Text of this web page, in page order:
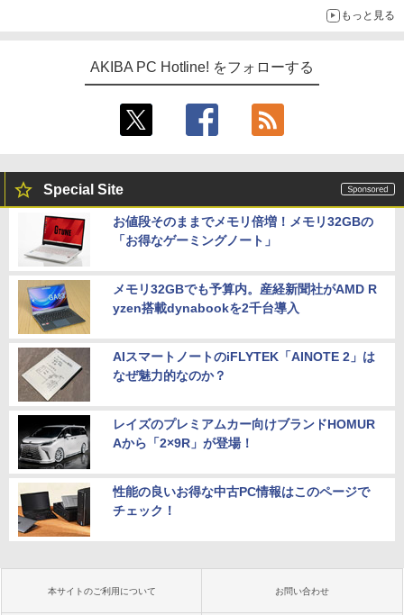
もっと見る
AKIBA PC Hotline! をフォローする
Special Site
お値段そのままでメモリ倍増！メモリ32GBの
「お得なゲーミングノート」
メモリ32GBでも予算内。産経新聞社がAMD R
yzen搭載dynabookを2千台導入
AIスマートノートのiFLYTEK「AINOTE 2」は
なぜ魅力的なのか？
レイズのプレミアムカー向けブランドHOMUR
Aから「2×9R」が登場！
性能の良いお得な中古PC情報はこのページで
チェック！
本サイトのご利用について お問い合わせ